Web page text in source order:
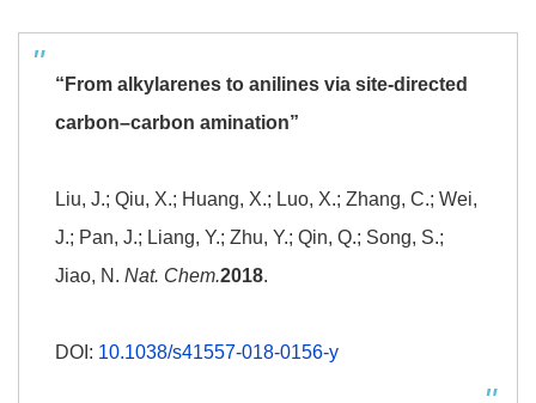
“From alkylarenes to anilines via site-directed
carbon–carbon amination”
Liu, J.; Qiu, X.; Huang, X.; Luo, X.; Zhang, C.; Wei,
J.; Pan, J.; Liang, Y.; Zhu, Y.; Qin, Q.; Song, S.;
Jiao, N. Nat. Chem.2018.
DOI: 10.1038/s41557-018-0156-y